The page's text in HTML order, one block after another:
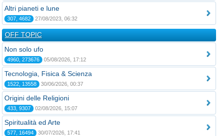
Altri pianeti e lune
307, 4682 27/08/2023, 06:32
OFF TOPIC
Non solo ufo
4960, 273676 05/08/2026, 17:12
Tecnologia, Fisica & Scienza
1522, 13558 30/06/2026, 00:37
Origini delle Religioni
433, 9307 02/08/2026, 15:07
Spiritualità ed Arte
577, 16494 30/07/2026, 17:41